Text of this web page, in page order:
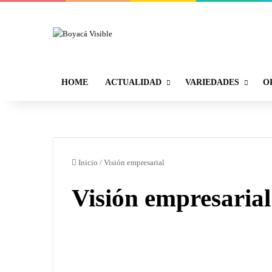
HOME ACTUALIDAD VARIEDADES
Inicio / Visión empresarial
Visión empresarial